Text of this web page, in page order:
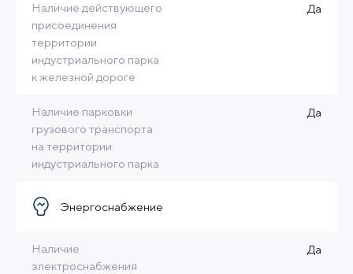
Наличие действующего
присоединения
территории
индустриального парка
к железной дороге
Да
Наличие парковки
грузового транспорта
на территории
индустриального парка
Да
Энергоснабжение
Наличие
электроснабжения
Да